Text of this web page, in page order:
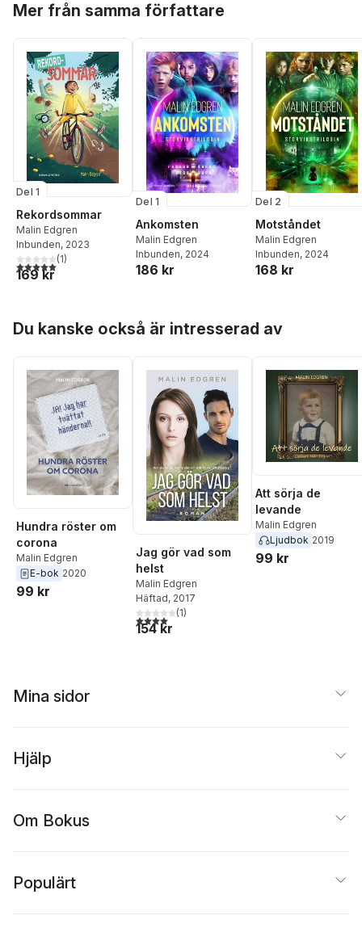
Mer från samma författare
Del 1
Rekordsommar
Malin Edgren
Inbunden, 2023
5,0utav 5 stjärnor. Totalt antal röster:
(1)
169 kr
Del 1
Ankomsten
Malin Edgren
Inbunden, 2024
186 kr
Del 2
Motståndet
Malin Edgren
Inbunden, 2024
168 kr
Du kanske också är intresserad av
Hundra röster om
corona
Malin Edgren
E-bok 2020
99 kr
Jag gör vad som
helst
Malin Edgren
Häftad, 2017
4,0utav 5 stjärnor. Totalt antal röster:
(1)
154 kr
Att sörja de
levande
Malin Edgren
Ljudbok 2019
99 kr
Mina sidor
Hjälp
Om Bokus
Populärt